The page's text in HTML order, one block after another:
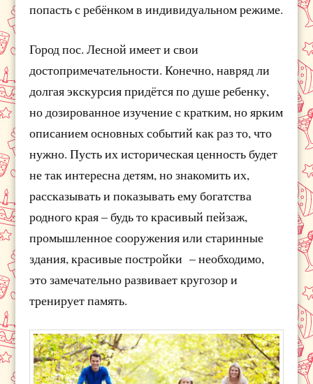
попасть с ребёнком в индивидуальном режиме.
Город пос. Лесной имеет и свои
достопримечательности. Конечно, навряд ли
долгая экскурсия придётся по душе ребенку,
но дозированное изучение с кратким, но ярким
описанием основных событий как раз то, что
нужно. Пусть их историческая ценность будет
не так интересна детям, но знакомить их,
рассказывать и показывать ему богатства
родного края – будь то красивый пейзаж,
промышленное сооружения или старинные
здания, красивые постройки – необходимо,
это замечательно развивает кругозор и
тренирует память.